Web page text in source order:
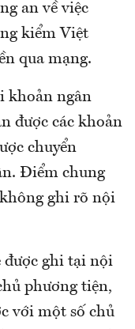
an về việc
kiểm Việt
qua mạng.
khoản ngân
được các khoản
chuyển
Điểm chung
ghi rõ nội
được ghi tại nội
phương tiện,
với một số chủ